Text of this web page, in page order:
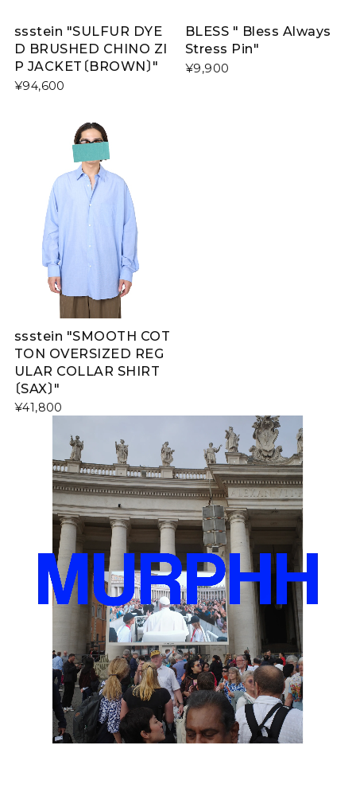
ssstein "SULFUR DYE
D BRUSHED CHINO ZI
P JACKET〔BROWN〕"
¥94,600
BLESS " Bless Always
Stress Pin"
¥9,900
ssstein "SMOOTH COT
TON OVERSIZED REG
ULAR COLLAR SHIRT
〔SAX〕"
¥41,800